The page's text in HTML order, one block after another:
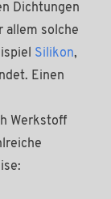
Dichtungen
allem solche
Silikon,
Einen
Werkstoff